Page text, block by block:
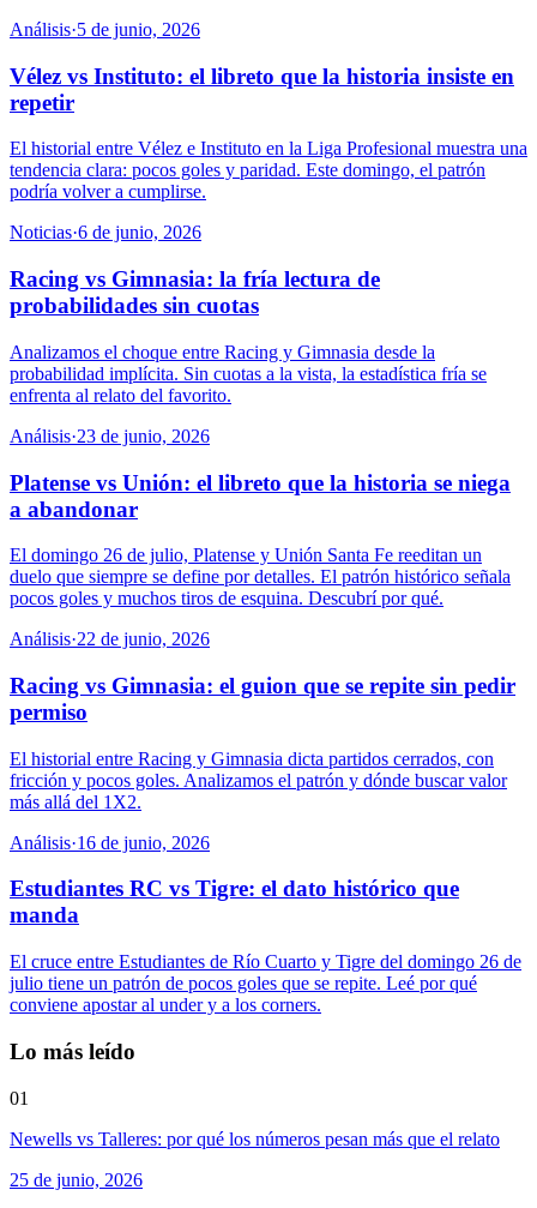
Análisis·5 de junio, 2026
Vélez vs Instituto: el libreto que la historia insiste en
repetir
El historial entre Vélez e Instituto en la Liga Profesional muestra una
tendencia clara: pocos goles y paridad. Este domingo, el patrón
podría volver a cumplirse.
Noticias·6 de junio, 2026
Racing vs Gimnasia: la fría lectura de
probabilidades sin cuotas
Analizamos el choque entre Racing y Gimnasia desde la
probabilidad implícita. Sin cuotas a la vista, la estadística fría se
enfrenta al relato del favorito.
Análisis·23 de junio, 2026
Platense vs Unión: el libreto que la historia se niega
a abandonar
El domingo 26 de julio, Platense y Unión Santa Fe reeditan un
duelo que siempre se define por detalles. El patrón histórico señala
pocos goles y muchos tiros de esquina. Descubrí por qué.
Análisis·22 de junio, 2026
Racing vs Gimnasia: el guion que se repite sin pedir
permiso
El historial entre Racing y Gimnasia dicta partidos cerrados, con
fricción y pocos goles. Analizamos el patrón y dónde buscar valor
más allá del 1X2.
Análisis·16 de junio, 2026
Estudiantes RC vs Tigre: el dato histórico que
manda
El cruce entre Estudiantes de Río Cuarto y Tigre del domingo 26 de
julio tiene un patrón de pocos goles que se repite. Leé por qué
conviene apostar al under y a los corners.
Lo más leído
01
Newells vs Talleres: por qué los números pesan más que el relato
25 de junio, 2026